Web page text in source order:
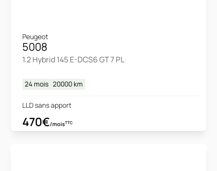
Peugeot
5008
1.2 Hybrid 145 E-DCS6 GT 7 PL
24 mois 20000 km
LLD sans apport
470€/moisTTC